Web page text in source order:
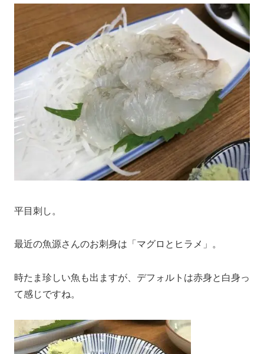
平目刺し。
最近の魚源さんのお刺身は「マグロとヒラメ」。
時たま珍しい魚も出ますが、デフォルトは赤身と白身っ
て感じですね。